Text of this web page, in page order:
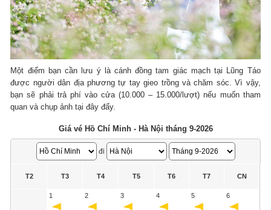
Một điểm bạn cần lưu ý là cánh đồng tam giác mạch tại Lũng Táo
được người dân địa phương tự tay gieo trồng và chăm sóc. Vì vậy,
bạn sẽ phải trả phí vào cửa (10.000 – 15.000/lượt) nếu muốn tham
quan và chụp ảnh tại đây đấy.
Giá vé Hồ Chí Minh - Hà Nội tháng 9-2026
đi
T2 T3 T4 T5 T6 T7 CN
1 2 3 4 5 6